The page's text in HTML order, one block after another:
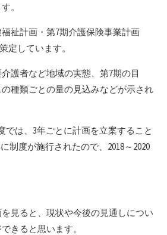
。
祉計画・第7期介護保険事業計画
定しています。
護者など地域の実態、第7期の目
種類ごとの量の見込みなどが示され
では、3年ごとに計画を立案すること
制度が施行されたので、2018～2020
見ると、現状や今後の見通しについ
きると思います。